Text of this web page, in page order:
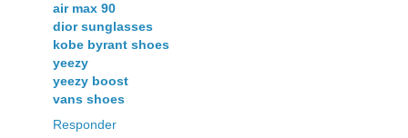
air max 90
dior sunglasses
kobe byrant shoes
yeezy
yeezy boost
vans shoes
Responder